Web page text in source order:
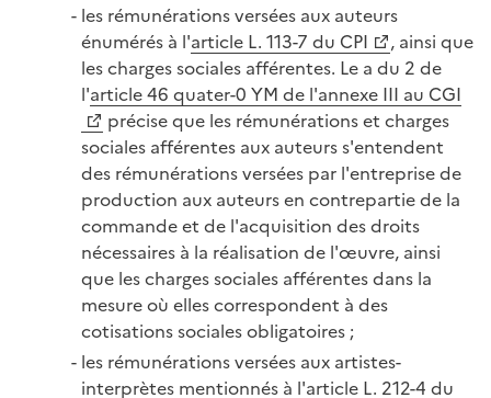
les rémunérations versées aux auteurs
énumérés à l'article L. 113-7 du CPI
, ainsi que
les charges sociales afférentes. Le a du 2 de
l'article 46 quater-0 YM de l'annexe III au CGI
précise que les rémunérations et charges
sociales afférentes aux auteurs s'entendent
des rémunérations versées par l'entreprise de
production aux auteurs en contrepartie de la
commande et de l'acquisition des droits
nécessaires à la réalisation de l'œuvre, ainsi
que les charges sociales afférentes dans la
mesure où elles correspondent à des
cotisations sociales obligatoires ;
les rémunérations versées aux artistes-
interprètes mentionnés à l'article L. 212-4 du